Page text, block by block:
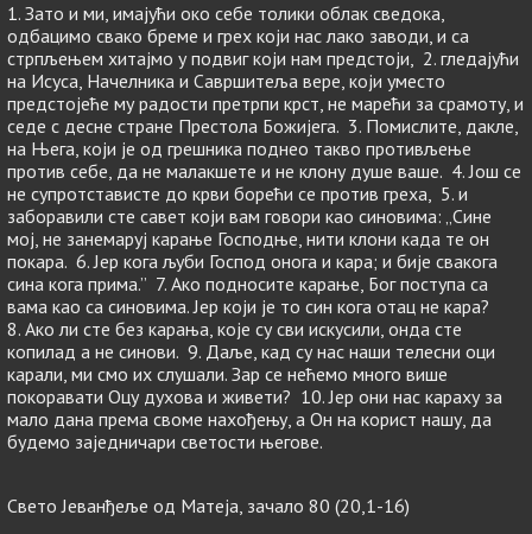
1. Зато и ми, имајући око себе толики облак сведока,
одбацимо свако бреме и грех који нас лако заводи, и са
стрпљењем хитајмо у подвиг који нам предстоји, 2. гледајући
на Исуса, Начелника и Савршитеља вере, који уместо
предстојеће му радости претрпи крст, не марећи за срамоту, и
седе с десне стране Престола Божијега. 3. Помислите, дакле,
на Њега, који је од грешника поднео такво противљење
против себе, да не малакшете и не клону душе ваше. 4. Још се
не супротстависте до крви борећи се против греха, 5. и
заборавили сте савет који вам говори као синовима: „Сине
мој, не занемаруј карање Господње, нити клони када те он
покара. 6. Јер кога љуби Господ онога и кара; и бије свакога
сина кога прима.” 7. Ако подносите карање, Бог поступа са
вама као са синовима. Јер који је то син кога отац не кара?
8. Ако ли сте без карања, које су сви искусили, онда сте
копилад а не синови. 9. Даље, кад су нас наши телесни оци
карали, ми смо их слушали. Зар се нећемо много више
покоравати Оцу духова и живети? 10. Јер они нас караху за
мало дана према своме нахођењу, а Он на корист нашу, да
будемо заједничари светости његове.
Свето Јеванђеље од Матеја, зачало 80 (20,1-16)